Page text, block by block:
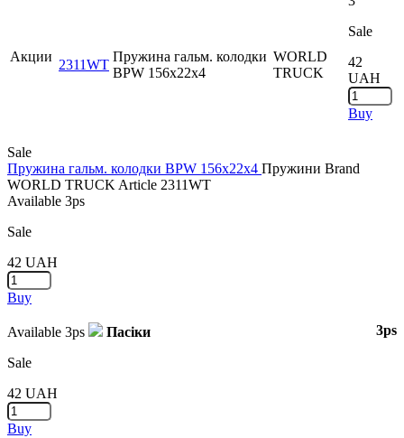
Акции
2311WT
Пружина гальм. колодки
BPW 156x22x4
WORLD
TRUCK
Sale
42
UAH
Buy
Sale
Пружина гальм. колодки BPW 156x22x4 Пружини Brand
WORLD TRUCK Article 2311WT
Available 3ps
Sale
42 UAH
Buy
Available 3ps Пасіки 3ps
Sale
42 UAH
Buy